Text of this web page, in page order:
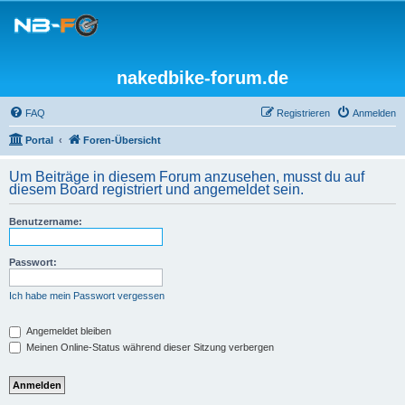
nakedbike-forum.de
FAQ Anmelden
Registrieren
Portal Foren-Übersicht
Um Beiträge in diesem Forum anzusehen, musst du auf
diesem Board registriert und angemeldet sein.
Benutzername:
Passwort:
Ich habe mein Passwort vergessen
Angemeldet bleiben
Meinen Online-Status während dieser Sitzung verbergen